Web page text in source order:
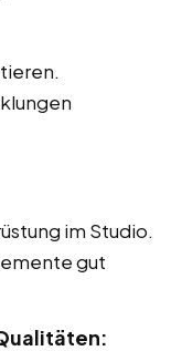
im Studio.
gut